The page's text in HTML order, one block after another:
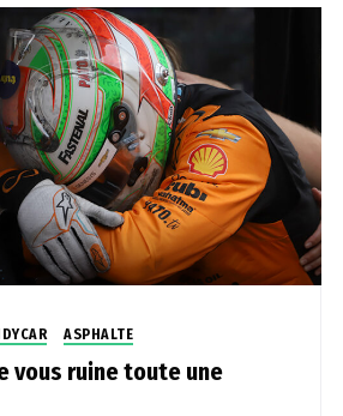
ASPHALTE
vous ruine toute une